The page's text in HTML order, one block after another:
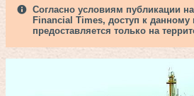
Согласно условиям публикации
Financial Times, доступ к данному
предоставляется только на